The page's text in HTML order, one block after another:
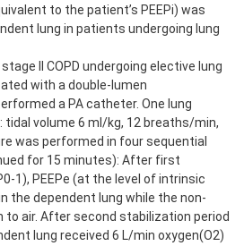
to the patient’s PEEPi) was
lung in patients undergoing lung
II COPD undergoing elective lung
with a double-lumen
a PA catheter. One lung
volume 6 ml/kg, 12 breaths/min,
was performed in four sequential
for 15 minutes): After first
1), PEEPe (at the level of intrinsic
in the dependent lung while the non-
to air. After second stabilization period
lung received 6 L/min oxygen(O2)